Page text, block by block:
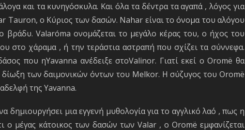
και τα κυνηγόσκυλα. Και όλα τα δέντρα τα αγαπά , λόγος για
Tauron, ο Κύριος των δασών. Nahar είναι το όνομα του αλόγου
βράδυ. Valaróma ονομάζεται το μεγάλο κέρας του, ο ήχος του
στο χάραμα , ή την τεράστια αστραπή που σχίζει τα σύννεφα.
που ηYavanna ανέδειξε στοValinor. Γιατί εκεί ο Oromë θα
δίωξη των δαιμονικών όντων του Melkor. Η σύζυγος του Oromë
της Yavanna.
δημιουργήσει μια εγγενή μυθολογία για το αγγλικό λαό , πως η
ο μέγας κάτοικος των δασών των Valar , ο Oromë εμφανίζεται